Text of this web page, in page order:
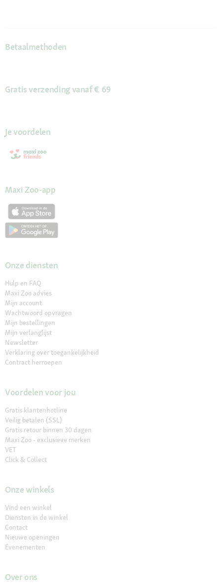
Betaalmethoden
Gratis verzending vanaf € 69
Je voordelen
Maxi Zoo-app
Onze diensten
Hulp en FAQ
Maxi Zoo advies
Mijn account
Wachtwoord opvragen
Mijn bestellingen
Mijn verlanglijst
Newsletter
Verklaring over toegankelijkheid
Contract herroepen
Voordelen voor jou
Gratis klantenhotline
Veilig betalen (SSL)
Gratis retour binnen 30 dagen
Maxi Zoo - exclusieve merken
VET
Click & Collect
Onze winkels
Vind een winkel
Diensten in de winkel
Contact
Nieuwe openingen
Evenementen
Over ons